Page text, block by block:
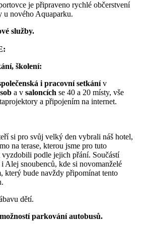
je připraveno rychlé občerstvení
u nového Aquaparku.
služby.
školení:
i pracovní setkánív
a v saloncích se 40 a 20 místy, vše
a připojením na internet.
si pro svůj velký den vybrali náš hotel,
na terase, kterou jsme pro tuto
podle jejich přání. Součástí
Alej snoubenců, kde si novomanželé
který bude navždy připomínat tento
dětí.
parkování autobusů.